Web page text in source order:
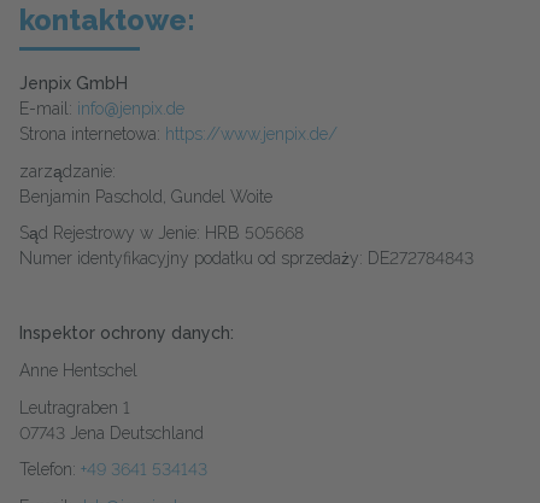
kontaktowe:
Jenpix GmbH
E-mail: info@jenpix.de
Strona internetowa: https://www.jenpix.de/
zarządzanie:
Benjamin Paschold, Gundel Woite
Sąd Rejestrowy w Jenie: HRB 505668
Numer identyfikacyjny podatku od sprzedaży: DE272784843
Inspektor ochrony danych:
Anne Hentschel
Leutragraben 1
07743 Jena Deutschland
Telefon: +49 3641 534143